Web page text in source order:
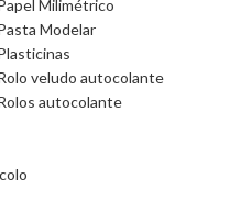
Milimétrico
Modelar
veludo autocolante
autocolante